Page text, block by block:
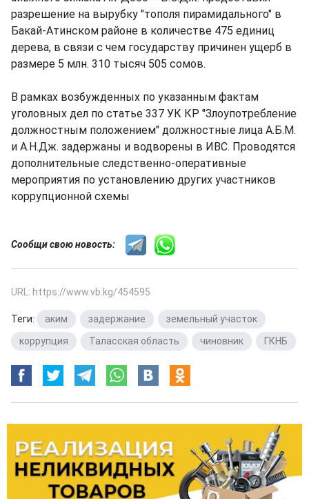
разрешение на вырубку "тополя пирамидального" в
Бакай-Атинском районе в количестве 475 единиц
дерева, в связи с чем государству причинен ущерб в
размере 5 млн. 310 тысяч 505 сомов.
В рамках возбужденных по указанным фактам
уголовных дел по статье 337 УК КР "Злоупотребление
должностным положением" должностные лица А.Б.М.
и А.Н.Дж. задержаны и водворены в ИВС. Проводятся
дополнительные следственно-оперативные
мероприятия по установлению других участников
коррупционной схемы
Сообщи свою новость:
URL: https://www.vb.kg/454595
Теги: аким задержание земельный участок
коррупция
Таласская область чиновник ГКНБ